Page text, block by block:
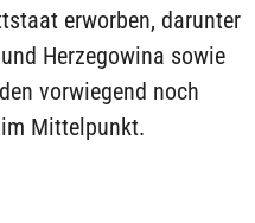
erworben, darunter
Herzegowina sowie
vorwiegend noch
Mittelpunkt.